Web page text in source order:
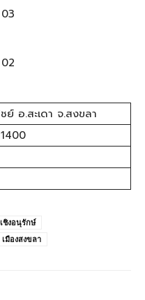
อ.สะเดา จ.สงขลา
ชิงอนุรักษ์
เมืองสงขลา